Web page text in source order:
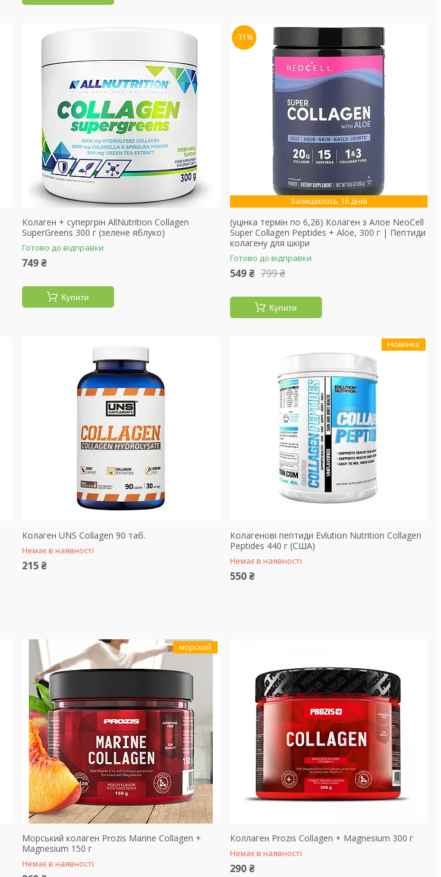
Колаген + супергрін AllNutrition Collagen
SuperGreens 300 г (зелене яблуко)
Готово до відправки
749 ₴
Купити
–31%
Залишилось 16 днів
(уцінка термін по 6,26) Колаген з Алое NeoCell
Super Collagen Peptides + Aloe, 300 г | Пептиди
колагену для шкіри
Готово до відправки
549 ₴ 799 ₴
Купити
Колаген UNS Collagen 90 таб.
Немає в наявності
215 ₴
Новинка
Колагенові пептиди Evlution Nutrition Collagen
Peptides 440 г (США)
Немає в наявності
550 ₴
морской
Морський колаген Prozis Marine Collagen +
Magnesium 150 г
Немає в наявності
Коллаген Prozis Collagen + Magnesium 300 г
Немає в наявності
290 ₴